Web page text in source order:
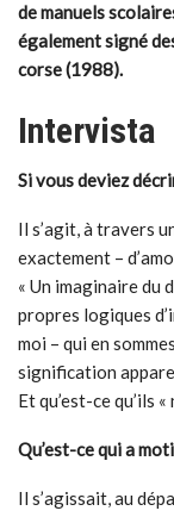
de manuels
également signé
corse (1988).
Intervista
Si vous deviez
Il s’agit, à travers
exactement –
« Un imaginaire du
propres logiques
moi – qui en
signification
Et qu’est-ce qu’ils
Qu’est-ce qui a
Il s’agissait, au